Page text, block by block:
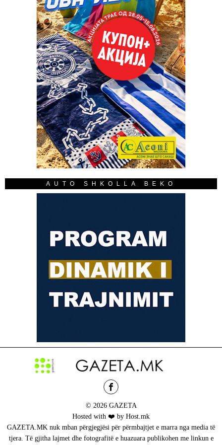
AUTO SHKOLLA BEKO
© 2026 GAZETA
Hosted with ❤️ by Host.mk
GAZETA.MK nuk mban përgjegjësi për përmbajtjet e marra nga media të
tjera. Të gjitha lajmet dhe fotografitë e huazuara publikohen me linkun e